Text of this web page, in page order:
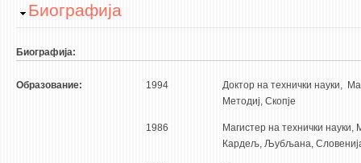
НАСТАВЕН КАДАР
Hide
Биографија
Биографија:
Образование: 1994
Доктор на технички науки,
Методиј, Скопје
1986
Магистер на технички
Кардељ, Љубљана,